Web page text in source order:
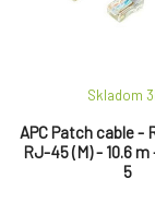
PRODUKTU
APC Patch cable -
RJ-45 (M) - 10.6 m
5
Skladom 3